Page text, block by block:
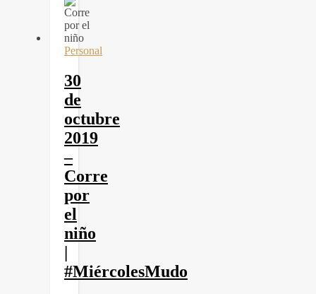
Personal
30
de
octubre
2019
–
Corre
por
el
niño
|
#MiércolesMudo